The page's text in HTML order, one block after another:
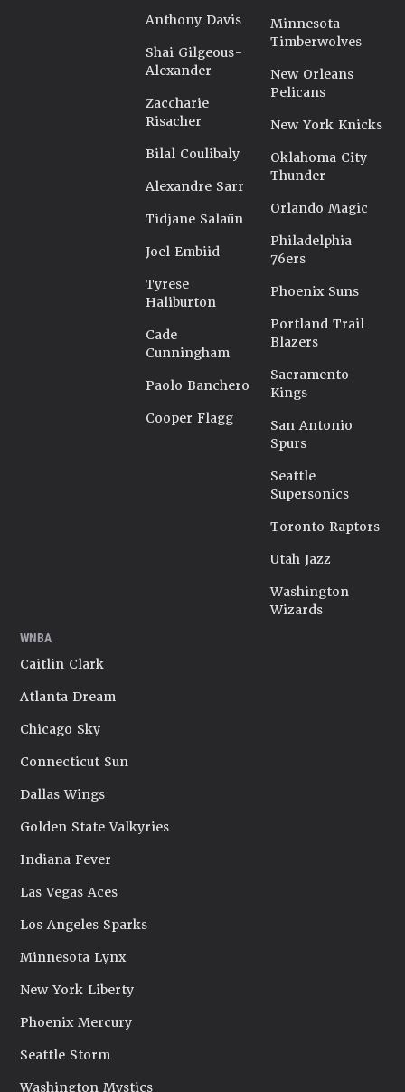
Anthony Davis
Shai Gilgeous-
Alexander
Zaccharie
Risacher
Bilal Coulibaly
Alexandre Sarr
Tidjane Salaün
Joel Embiid
Tyrese
Haliburton
Cade
Cunningham
Paolo Banchero
Cooper Flagg
Minnesota
Timberwolves
New Orleans
Pelicans
New York Knicks
Oklahoma City
Thunder
Orlando Magic
Philadelphia
76ers
Phoenix Suns
Portland Trail
Blazers
Sacramento
Kings
San Antonio
Spurs
Seattle
Supersonics
Toronto Raptors
Utah Jazz
Washington
Wizards
WNBA
Caitlin Clark
Atlanta Dream
Chicago Sky
Connecticut Sun
Dallas Wings
Golden State Valkyries
Indiana Fever
Las Vegas Aces
Los Angeles Sparks
Minnesota Lynx
New York Liberty
Phoenix Mercury
Seattle Storm
Washington Mystics